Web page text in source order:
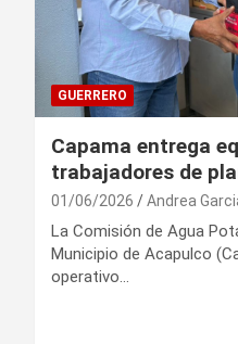
GUERRERO
Capama entrega
trabajadores de
01/06/2026 Andrea
La Comisión de Agua
Municipio de Acapulco
operativo…